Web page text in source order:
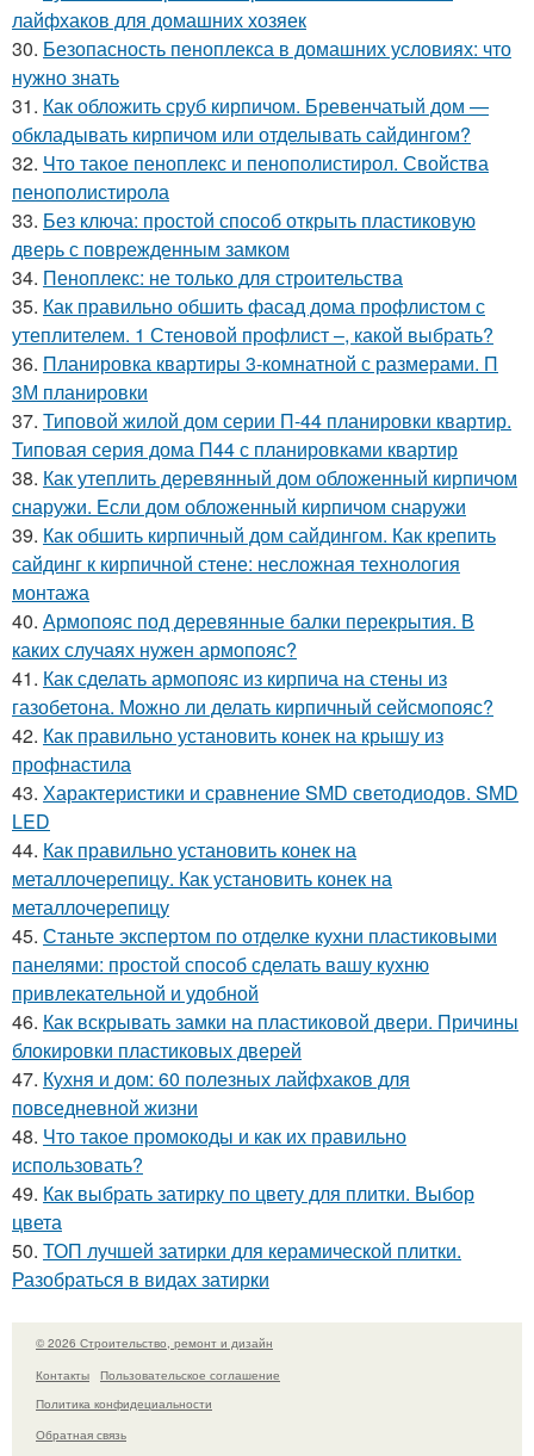
лайфхаков для домашних хозяек
30. Безопасность пеноплекса в домашних условиях: что
нужно знать
31. Как обложить сруб кирпичом. Бревенчатый дом —
обкладывать кирпичом или отделывать сайдингом?
32. Что такое пеноплекс и пенополистирол. Свойства
пенополистирола
33. Без ключа: простой способ открыть пластиковую
дверь с поврежденным замком
34. Пеноплекс: не только для строительства
35. Как правильно обшить фасад дома профлистом с
утеплителем. 1 Стеновой профлист –, какой выбрать?
36. Планировка квартиры 3-комнатной с размерами. П
3М планировки
37. Типовой жилой дом серии П-44 планировки квартир.
Типовая серия дома П44 с планировками квартир
38. Как утеплить деревянный дом обложенный кирпичом
снаружи. Если дом обложенный кирпичом снаружи
39. Как обшить кирпичный дом сайдингом. Как крепить
сайдинг к кирпичной стене: несложная технология
монтажа
40. Армопояс под деревянные балки перекрытия. В
каких случаях нужен армопояс?
41. Как сделать армопояс из кирпича на стены из
газобетона. Можно ли делать кирпичный сейсмопояс?
42. Как правильно установить конек на крышу из
профнастила
43. Характеристики и сравнение SMD светодиодов. SMD
LED
44. Как правильно установить конек на
металлочерепицу. Как установить конек на
металлочерепицу
45. Станьте экспертом по отделке кухни пластиковыми
панелями: простой способ сделать вашу кухню
привлекательной и удобной
46. Как вскрывать замки на пластиковой двери. Причины
блокировки пластиковых дверей
47. Кухня и дом: 60 полезных лайфхаков для
повседневной жизни
48. Что такое промокоды и как их правильно
использовать?
49. Как выбрать затирку по цвету для плитки. Выбор
цвета
50. ТОП лучшей затирки для керамической плитки.
Разобраться в видах затирки
© 2026 Строительство, ремонт и дизайн
Контакты
Пользовательское соглашение
Политика конфидециальности
Обратная связь